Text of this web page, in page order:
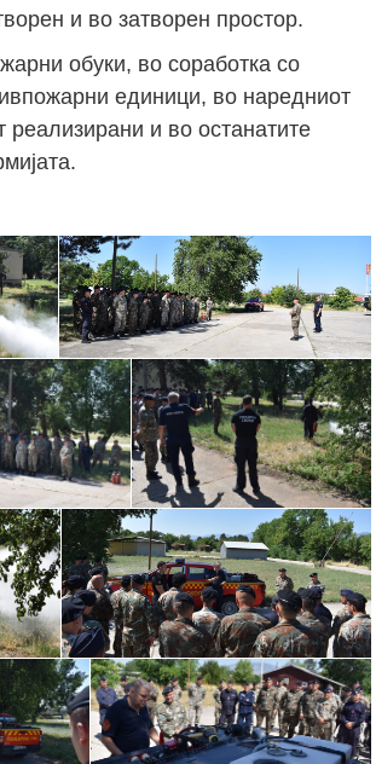
и во затворен простор.
обуки, во соработка со
единици, во наредниот
реализирани и во останатите